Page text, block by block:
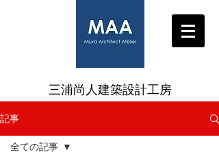
三浦尚人建築設計工房
記事
全ての記事